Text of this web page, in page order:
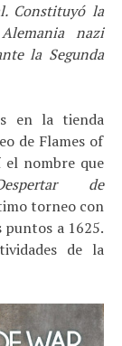
Constituyó la
nazi
la Segunda
en la tienda
de Flames of
el nombre que
de
torneo con
a 1625.
de la